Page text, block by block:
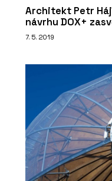
Architekt Petr
návrhu DOX+
7. 5. 2019